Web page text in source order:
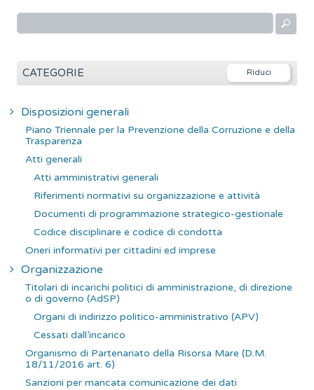
r
CATEGORIE
Disposizioni generali
Piano Triennale per la Prevenzione della Corruzione e della
Trasparenza
Atti generali
Atti amministrativi generali
Riferimenti normativi su organizzazione e attività
Documenti di programmazione strategico-gestionale
Codice disciplinare e codice di condotta
Oneri informativi per cittadini ed imprese
Organizzazione
Titolari di incarichi politici di amministrazione, di direzione
o di governo (AdSP)
Organi di indirizzo politico-amministrativo (APV)
Cessati dall’incarico
Organismo di Partenariato della Risorsa Mare (D.M.
18/11/2016 art. 6)
Sanzioni per mancata comunicazione dei dati